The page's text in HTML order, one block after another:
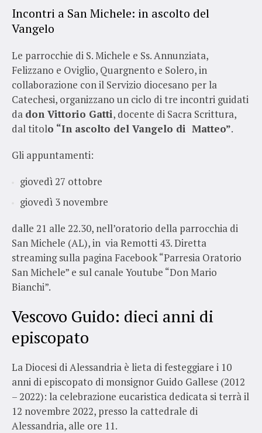
Incontri a San Michele: in ascolto del
Vangelo
Le parrocchie di S. Michele e Ss. Annunziata,
Felizzano e Oviglio, Quargnento e Solero, in
collaborazione con il Servizio diocesano per la
Catechesi, organizzano un ciclo di tre incontri guidati
da don Vittorio Gatti, docente di Sacra Scrittura,
dal titolo “In ascolto del Vangelo di Matteo”.
Gli appuntamenti:
giovedì 27 ottobre
giovedì 3 novembre
dalle 21 alle 22.30, nell’oratorio della parrocchia di
San Michele (AL), in via Remotti 43. Diretta
streaming sulla pagina Facebook “Parresia Oratorio
San Michele” e sul canale Youtube “Don Mario
Bianchi”.
Vescovo Guido: dieci anni di
episcopato
La Diocesi di Alessandria è lieta di festeggiare i 10
anni di episcopato di monsignor Guido Gallese (2012
– 2022): la celebrazione eucaristica dedicata si terrà il
12 novembre 2022, presso la cattedrale di
Alessandria, alle ore 11.